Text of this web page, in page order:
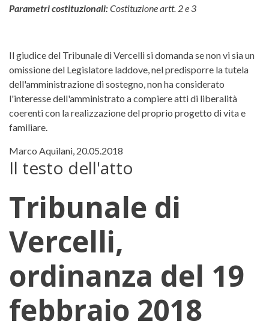
Parametri costituzionali:Costituzione artt. 2 e 3
Il giudice del Tribunale di Vercelli si domanda se non vi sia un
omissione del Legislatore laddove, nel predisporre la tutela
dell'amministrazione di sostegno, non ha considerato
l'interesse dell'amministrato a compiere atti di liberalità
coerenti con la realizzazione del proprio progetto di vita e
familiare.
Marco Aquilani, 20.05.2018
Il testo dell'atto
Tribunale di
Vercelli,
ordinanza del 19
febbraio 2018